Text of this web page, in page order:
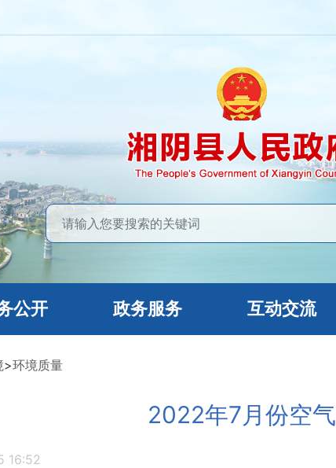
公开 政务服务 互动交流
>环境质量
2022年7月份空气
16:52